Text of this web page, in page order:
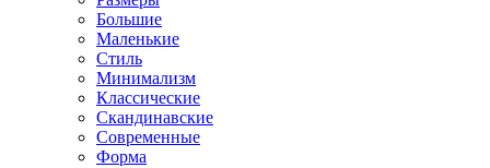
Большие
Маленькие
Стиль
Минимализм
Классические
Скандинавские
Современные
Форма